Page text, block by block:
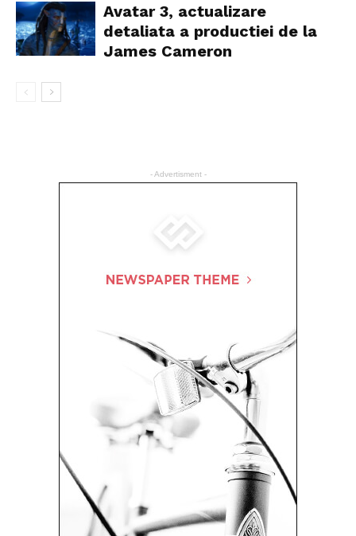
Avatar 3, actualizare
detaliata a productiei de la
James Cameron
- Advertisment -